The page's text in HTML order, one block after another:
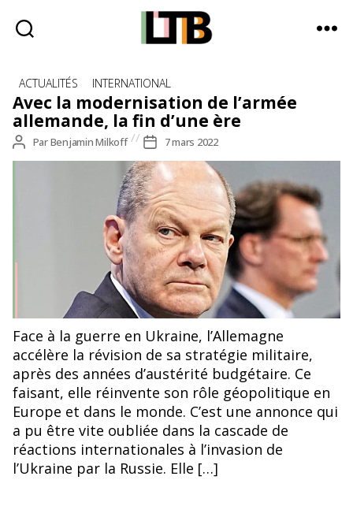
Bag
-
Média
d'information
quotidienne
Catégories
ACTUALITÉS INTERNATIONAL
Avec la modernisation de l’armée
allemande, la fin d’une ère
Auteur
de
ParBenjamin Milkoff
Date
de
l’article
7 mars 2022
© Crédit photo : MICHAEL KAPPELER / AFP
Face à la guerre en Ukraine, l’Allemagne
accélère la révision de sa stratégie militaire,
après des années d’austérité budgétaire. Ce
faisant, elle réinvente son rôle géopolitique en
Europe et dans le monde. C’est une annonce qui
a pu être vite oubliée dans la cascade de
réactions internationales à l’invasion de
l’Ukraine par la Russie. Elle […]